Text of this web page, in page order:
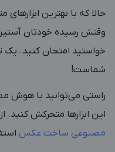
حالا که با بهترین
وقتش رسیده خودتان
خواستید امتحان کنید. یک
شماست!
راستی می‌توانید با هوش
این ابزارها متحرکش کنید.
مصنوعی ساخت عکس